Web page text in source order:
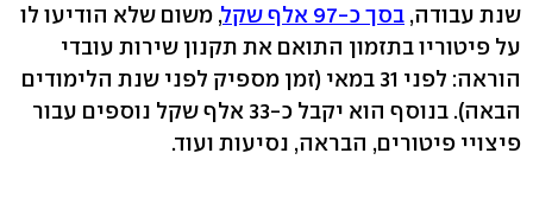
שנת עבודה, בסך כ-97 אלף שקל
, משום שלא הודיעו לו
על פיטוריו בתזמון התואם את תקנון שירות עובדי
הוראה: לפני 31 במאי (זמן מספיק לפני שנת הלימודים
הבאה). בנוסף הוא יקבל כ-33 אלף שקל נוספים עבור
פיצויי פיטורים, הבראה, נסיעות ועוד.